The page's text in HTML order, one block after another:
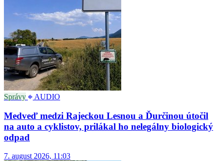
Správy AUDIO
Medveď medzi Rajeckou Lesnou a Ďurčinou útočil
na auto a cyklistov, prilákal ho nelegálny biologický
odpad
7. august 2026, 11:03